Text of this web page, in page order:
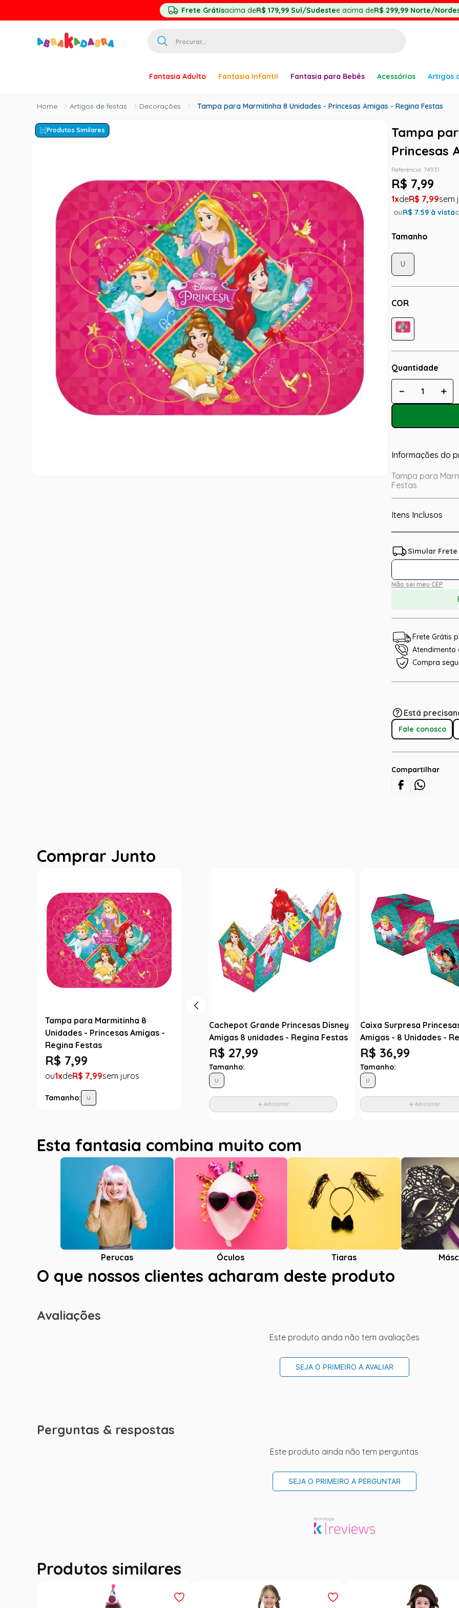
Frete Grátisacima deR$ 179,99 Sul/Sudestee acima deR$ 299,99 Norte/
Fantasia Adulto Fantasia Infantil Fantasia para Bebês Acessórios Artigos
Artigos de festas Decorações Tampa para Marmitinha 8 Unidades - Princesas Amigas - Regina Festas
Produtos Similares
Tampa
Princesas
Referência: 74931
R$ 7,99
1 R$ 7,99
ouR$ 7.59 à vista
Tamanho
COR
U
Quantidade
＋
－
Informações do
Tampa para
Festas
Itens Inclusos
Não sei meu CEP
Frete Grátis
Atendimento
Compra
Está
Fale conosco
Compartilhar
Comprar Junto
Tampa para Marmitinha 8
Unidades - Princesas Amigas -
Regina Festas
R$ 7,99
1 R$ 7,99
Tamanho: U
Cachepot Grande Princesas Disney
Amigas 8 unidades - Regina Festas
R$ 27,99
Tamanho:
U
Adicionar
Caixa Surpresa
Amigas - 8 Unidades -
R$ 36,99
Tamanho:
U
Adicionar
Esta fantasia combina muito com
Perucas Óculos Tiaras
O que nossos clientes acharam deste produto
Avaliações
Este produto ainda não tem avaliações
SEJA O PRIMEIRO A AVALIAR
Perguntas & respostas
Este produto ainda não tem perguntas
SEJA O PRIMEIRO A PERGUNTAR
Produtos similares
º
princesa
7º
harry potter
8º
kpop
9º
branca neve
10º toy story